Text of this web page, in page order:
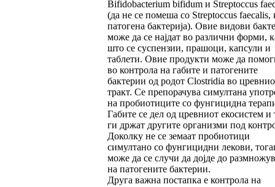
Bifidobacterium bifidum и Streptoccus
(да не се помеша со Streptoccus faecalis,
патогена бактерија). Овие видови
може да се најдат во различни форми,
што се суспензии, прашоци, капсули и
таблети. Овие продукти може да
во контрола на габите и патогените
бактерии од родот Clostridia во
тракт. Се препорачува симултана
на пробиотиците со фунгицидна
Габите се дел од цревниот екосистем и
ги држат другите организми под
Доколку не се земаат пробиотици
симултано со фунгицидни лекови,
може да се случи да дојде до
на патогените бактерии.
Друга важна постапка е контрола на